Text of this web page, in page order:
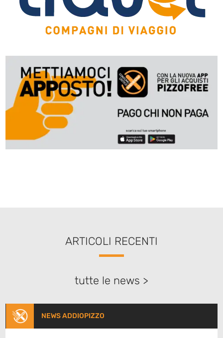
ARTICOLI RECENTI
tutte le news >
NEWS ADDIOPIZZO